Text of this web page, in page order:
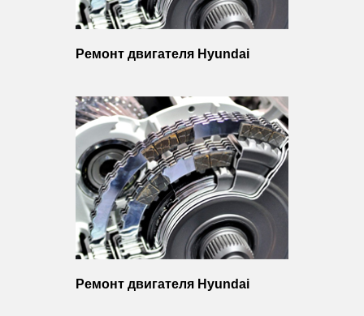
Ремонт двигателя Hyundai
Ремонт двигателя Hyundai